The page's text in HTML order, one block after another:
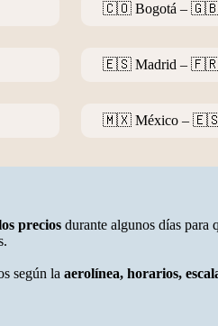
🇨🇴 Bogotá – 🇬🇧
🇪🇸 Madrid – 🇫🇷
🇲🇽 México – 🇪🇸
precios durante algunos días para
según la aerolínea, horarios,